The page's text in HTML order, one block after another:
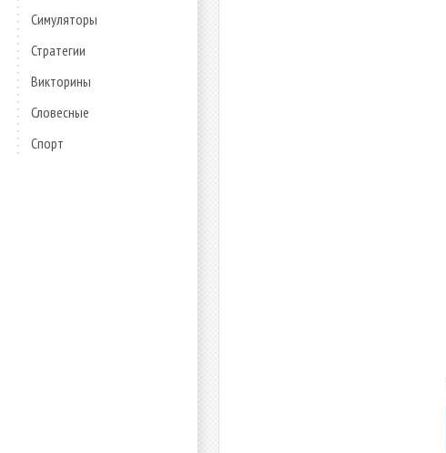
Симуляторы
Стратегии
Викторины
Словесные
Спорт